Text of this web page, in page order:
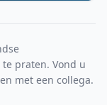
praten. Vond u
met een collega.